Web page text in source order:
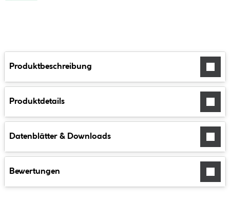
Produktbeschreibung
Produktdetails
Datenblätter & Downloads
Bewertungen